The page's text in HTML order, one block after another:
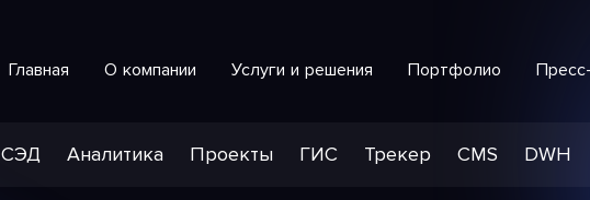
Главная О компании Услуги и решения Портфолио
СЭД Аналитика Проекты ГИС Трекер CMS DWH